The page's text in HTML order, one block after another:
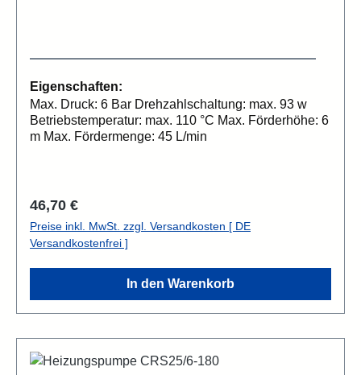
Eigenschaften:
Max. Druck: 6 Bar Drehzahlschaltung: max. 93 w
Betriebstemperatur: max. 110 °C Max. Förderhöhe: 6
m Max. Fördermenge: 45 L/min
Regulärer Preis:
46,70 €
Preise inkl. MwSt. zzgl. Versandkosten [ DE
Versandkostenfrei ]
In den Warenkorb